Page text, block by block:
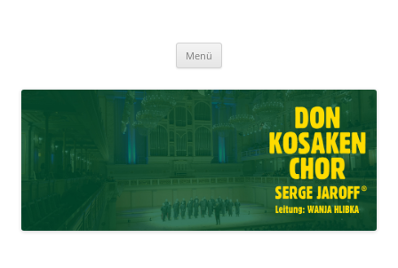
Leitung: Wanja Hlibka
Menü